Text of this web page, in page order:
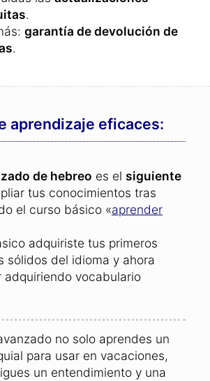
único – sin suscripción:
una sola vez y dispones de
.
aprendizaje eficaces:
de hebreoes elsiguiente
tus conocimientos tras
el curso básico «
adquiriste tus primeros
sólidos del idioma y ahora
adquiriendo vocabulario